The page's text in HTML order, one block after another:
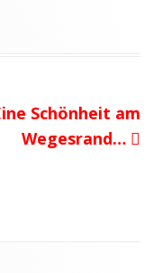
Beitrag
Schönheit am
Wegesrand…